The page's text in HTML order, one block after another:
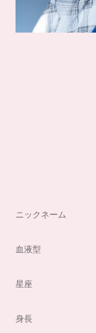
ニックネーム
血液型
星座
身長